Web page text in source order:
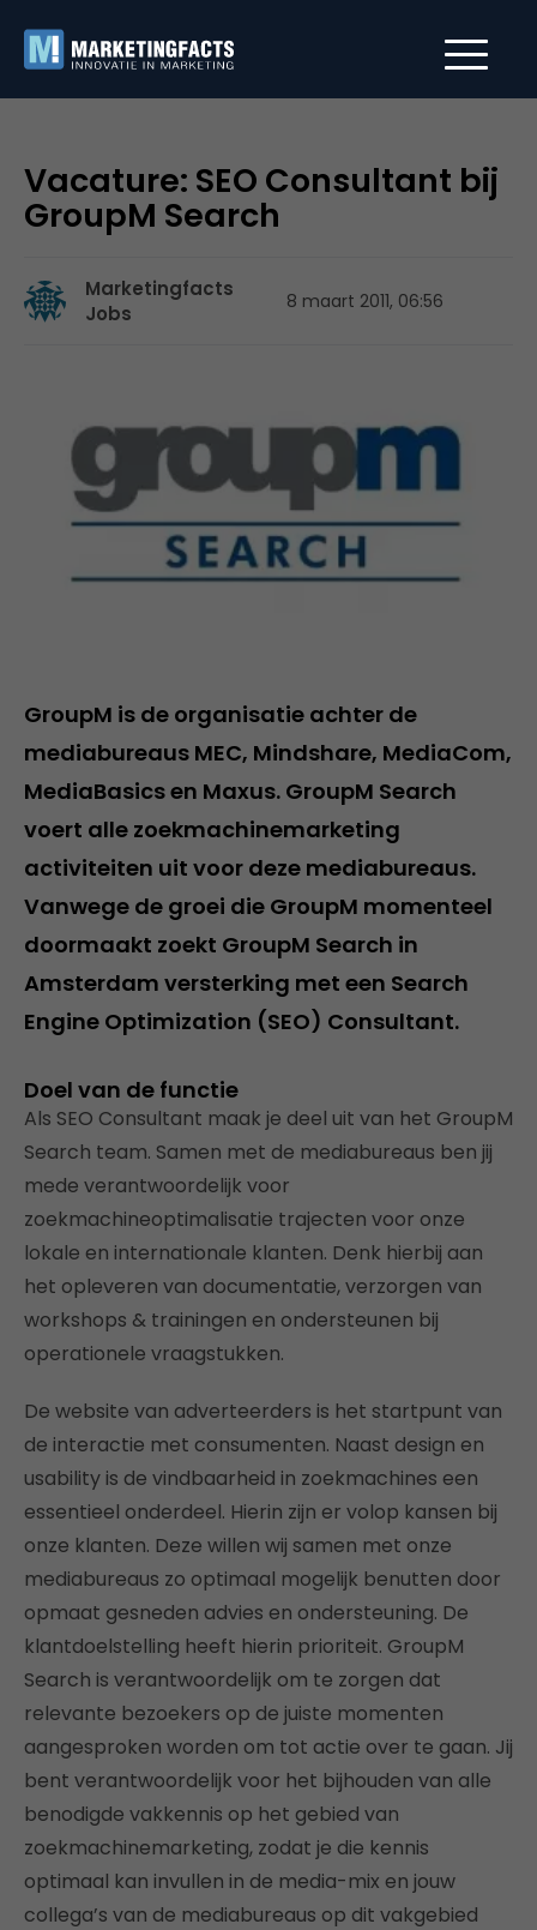
Vacature: SEO Consultant bij
GroupM Search
Marketingfacts
Jobs
8 maart 2011, 06:56
GroupM is de organisatie achter de
mediabureaus MEC, Mindshare, MediaCom,
MediaBasics en Maxus. GroupM Search
voert alle zoekmachinemarketing
activiteiten uit voor deze mediabureaus.
Vanwege de groei die GroupM momenteel
doormaakt zoekt GroupM Search in
Amsterdam versterking met een Search
Engine Optimization (SEO) Consultant.
Doel van de functie
Als SEO Consultant maak je deel uit van het GroupM
Search team. Samen met de mediabureaus ben jij
mede verantwoordelijk voor
zoekmachineoptimalisatie trajecten voor onze
lokale en internationale klanten. Denk hierbij aan
het opleveren van documentatie, verzorgen van
workshops & trainingen en ondersteunen bij
operationele vraagstukken.
De website van adverteerders is het startpunt van
de interactie met consumenten. Naast design en
usability is de vindbaarheid in zoekmachines een
essentieel onderdeel. Hierin zijn er volop kansen bij
onze klanten. Deze willen wij samen met onze
mediabureaus zo optimaal mogelijk benutten door
opmaat gesneden advies en ondersteuning. De
klantdoelstelling heeft hierin prioriteit. GroupM
Search is verantwoordelijk om te zorgen dat
relevante bezoekers op de juiste momenten
aangesproken worden om tot actie over te gaan. Jij
bent verantwoordelijk voor het bijhouden van alle
benodigde vakkennis op het gebied van
zoekmachinemarketing, zodat je die kennis
optimaal kan invullen in de media-mix en jouw
collega’s van de mediabureaus op dit vakgebied